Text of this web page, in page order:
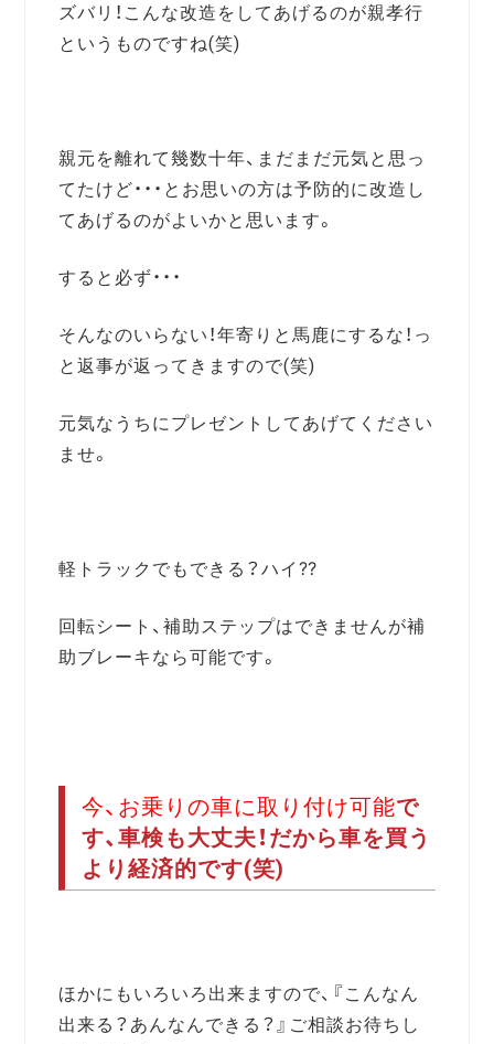
ズバリ！こんな改造をしてあげるのが親孝行
というものですね(笑)
親元を離れて幾数十年、まだまだ元気と思っ
てたけど・・・とお思いの方は予防的に改造し
てあげるのがよいかと思います。
すると必ず・・・
そんなのいらない！年寄りと馬鹿にするな！っ
と返事が返ってきますので(笑)
元気なうちにプレゼントしてあげてください
ませ。
軽トラックでもできる？ハイ⁇
回転シート、補助ステップはできませんが補
助ブレーキなら可能です。
今、お乗りの車に取り付け可能で
す、車検も大丈夫！だから車を買う
より経済的です(笑)
ほかにもいろいろ出来ますので、『こんなん
出来る？あんなんできる？』ご相談お待ちし